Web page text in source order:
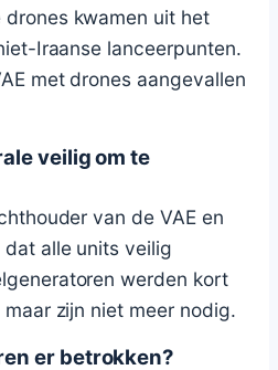
kwamen uit het
Iraanse lanceerpunten.
met drones aangevallen
veilig om te
van de VAE en
alle units veilig
werden kort
zijn niet meer nodig.
er betrokken?